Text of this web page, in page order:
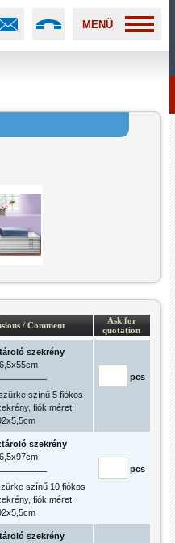
MENÜ
/ Comment
Ask for
quotation
szekrény
színű 5 fiókos
fiók méret:
pcs
szekrény
színű 10 fiókos
fiók méret:
pcs
szekrény